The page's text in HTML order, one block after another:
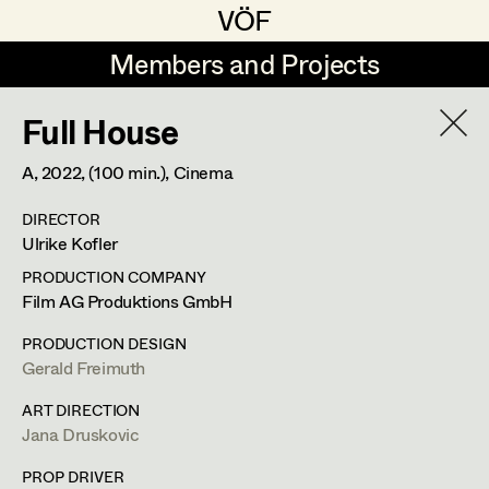
VÖF
VÖF
Members and Projects
Members and Projects
DE EN
Art Department
Costume Department
Retired Members
Honorary Members
Maria-Theresia Bartl
Elisa Berger
Elisabeth Binder
Marion Grädler
Barbara Haegele
Stéphanie Zani
m +43 (0) 660 217 47 58,
Full House
A,2022, (100 min.), Cinema
DIRECTOR
Ulrike Kofler
PRODUCTION COMPANY
Film AG Produktions GmbH
PRODUCTION DESIGN
Gerald Freimuth
ART DIRECTION
Jana Druskovic
PROP DRIVER